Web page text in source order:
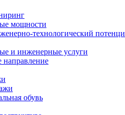
мощности
технологический
и инженерные услуги
обувь